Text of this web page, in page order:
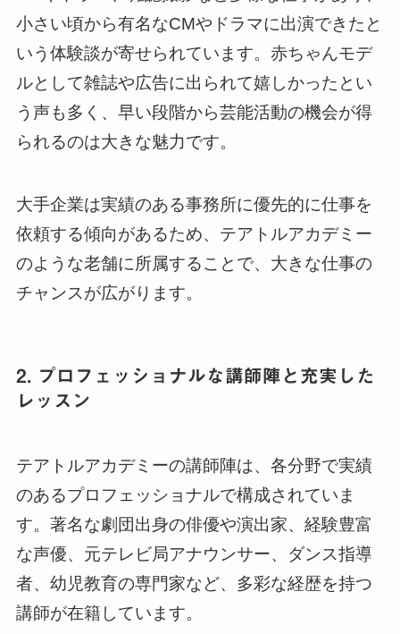
小さい頃から有名なCMやドラマに出演できたと
いう体験談が寄せられています。赤ちゃんモデ
ルとして雑誌や広告に出られて嬉しかったとい
う声も多く、早い段階から芸能活動の機会が得
られるのは大きな魅力です。
大手企業は実績のある事務所に優先的に仕事を
依頼する傾向があるため、テアトルアカデミー
のような老舗に所属することで、大きな仕事の
チャンスが広がります。
2. プロフェッショナルな講師陣と充実した
レッスン
テアトルアカデミーの講師陣は、各分野で実績
のあるプロフェッショナルで構成されていま
す。著名な劇団出身の俳優や演出家、経験豊富
な声優、元テレビ局アナウンサー、ダンス指導
者、幼児教育の専門家など、多彩な経歴を持つ
講師が在籍しています。